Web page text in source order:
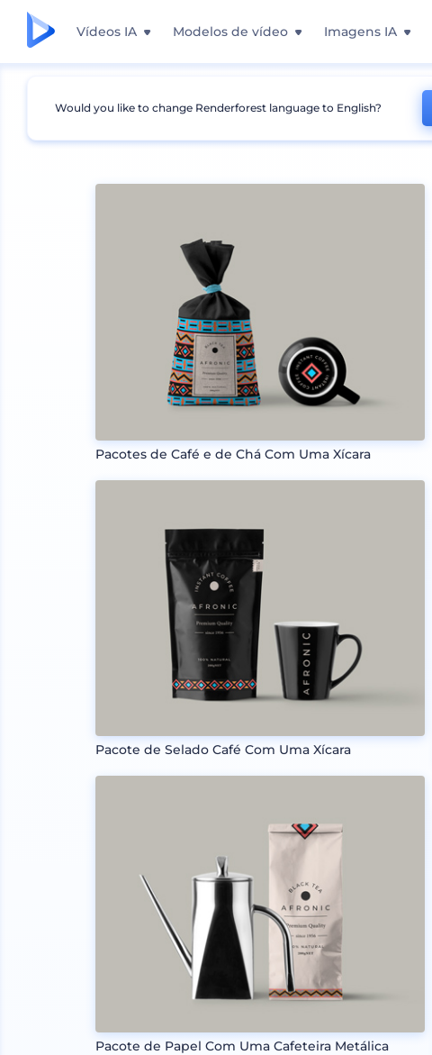
Vídeos IA Modelos de vídeo Imagens IA
Mockups Produtos Mockup de Caneca
Pacotes de Café e de Chá Com Uma Xícara
Pacote de Selado Café Com Uma Xícara
Pacote de Papel Com Uma Cafeteira Metálica
Would you like to change Renderforest language to English?